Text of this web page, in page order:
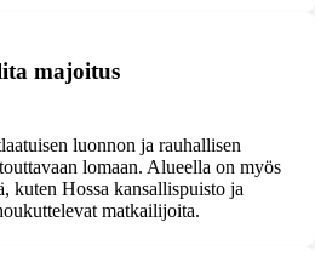
majoitus
luonnon ja rauhallisen
lomaan. Alueella on myös
kuten Hossa kansallispuisto ja
matkailijoita.